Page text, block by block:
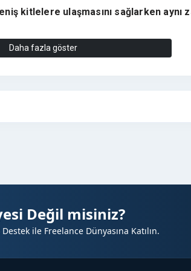
kitlelere ulaşmasını sağlarken aynı
, geniş kullanıcı kitlesi
artırmak için güçlü bir tanıtım
Daha fazla göster
Değil misiniz?
ile Freelance Dünyasına Katılın.